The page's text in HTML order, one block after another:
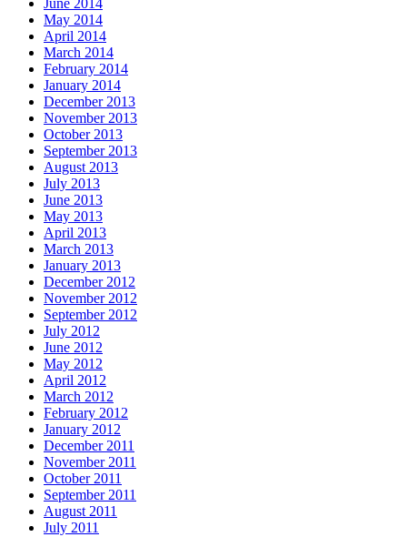
June 2014
May 2014
April 2014
March 2014
February 2014
January 2014
December 2013
November 2013
October 2013
September 2013
August 2013
July 2013
June 2013
May 2013
April 2013
March 2013
January 2013
December 2012
November 2012
September 2012
July 2012
June 2012
May 2012
April 2012
March 2012
February 2012
January 2012
December 2011
November 2011
October 2011
September 2011
August 2011
July 2011